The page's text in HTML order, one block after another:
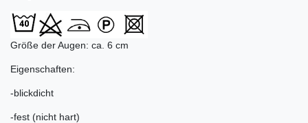
Größe der Augen: ca. 6 cm
Eigenschaften:
-blickdicht
-fest (nicht hart)